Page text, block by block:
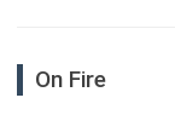
On Fire